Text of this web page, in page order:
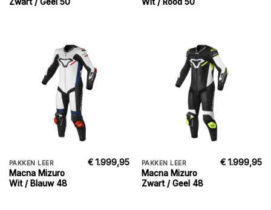
Zwart / Geel 50
Wit / Rood 50
PAKKEN LEER
Macna Mizuro
Wit / Blauw 48
€ 1.999,95 PAKKEN LEER
Macna Mizuro
Zwart / Geel 48
€ 1.999,95